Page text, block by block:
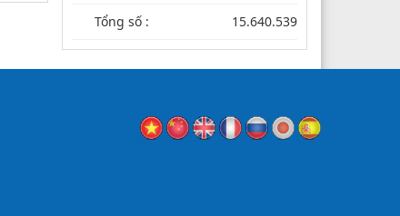
Tổng số : 15.640.539